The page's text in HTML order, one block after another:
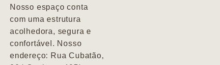
Nosso espaço conta
com uma estrutura
acolhedora, segura e
confortável. Nosso
endereço: Rua Cubatão,